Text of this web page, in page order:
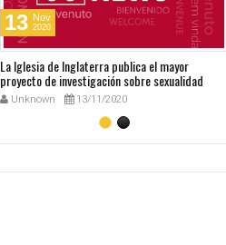
13 Nov
2020
La Iglesia de Inglaterra publica el mayor
proyecto de investigación sobre sexualidad
Unknown 13/11/2020